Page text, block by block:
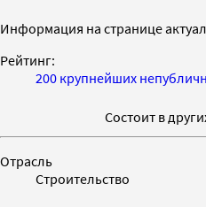
Информация на странице
Рейтинг:
200 крупнейших
Состоит в
Отрасль
Строительство